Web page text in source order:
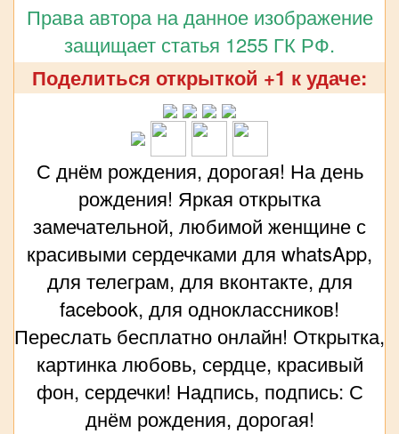
Права автора на данное изображение
защищает статья 1255 ГК РФ.
Поделиться открыткой +1 к удаче:
С днём рождения, дорогая! На день
рождения! Яркая открытка
замечательной, любимой женщине с
красивыми сердечками для whatsApp,
для телеграм, для вконтакте, для
facebook, для одноклассников!
Переслать бесплатно онлайн! Открытка,
картинка любовь, сердце, красивый
фон, сердечки! Надпись, подпись: С
днём рождения, дорогая!